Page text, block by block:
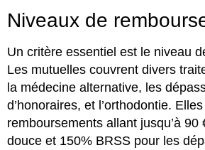
Niveaux de
Un critère essentiel est le niveau
Les mutuelles couvrent divers
la médecine alternative, les
d’honoraires, et l’orthodontie.
remboursements allant jusqu’à
douce et 150% BRSS pour les